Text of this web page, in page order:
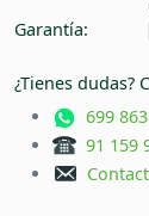
Garantía:
¿Tienes dudas?
699
91 159